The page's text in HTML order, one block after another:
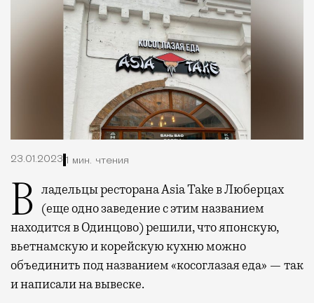
23.01.2023 1 мин. чтения
Владельцы ресторана Asia Take в Люберцах (еще одно заведение с этим названием
находится в Одинцово) решили, что японскую,
вьетнамскую и корейскую кухню можно
объединить под названием «косоглазая еда» — так
и написали на вывеске.